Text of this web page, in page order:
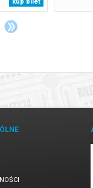
na adres...